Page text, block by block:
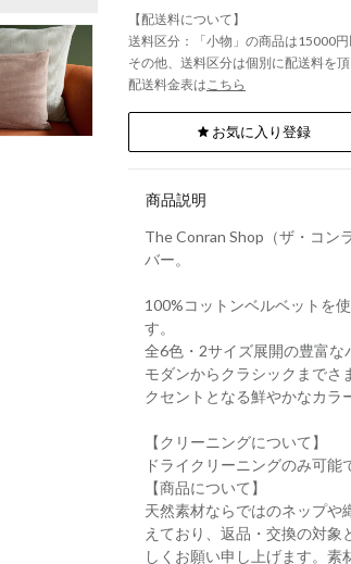
【配送料について】
送料区分：「小物」の商品は15000
その他、送料区分は個別に配送料を頂
配送料金表はこちら
お気に入り登録
商品説明
The Conran Shop（ザ・コン
バー。
100%コットンベルベットを
す。
全6色・2サイズ展開の豊富な
モダンからクラシックまでさ
クセントとなる鮮やかなカラ
【クリーニングについて】
ドライクリーニングのみ可能
【商品について】
天然素材ならではのネップや
えており、返品・交換の対象
しくお願い申し上げます。素